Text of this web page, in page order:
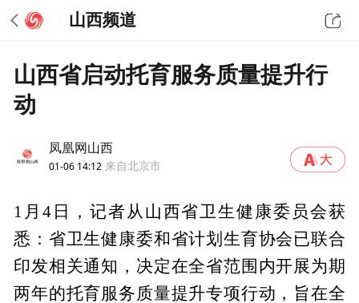
山西频道
山西省启动托育服务质量提升行
动
凤凰网山西
01-06 14:12 来自北京市
1月4日，记者从山西省卫生健康委员会获
悉：省卫生健康委和省计划生育协会已联合
印发相关通知，决定在全省范围内开展为期
两年的托育服务质量提升专项行动，旨在全